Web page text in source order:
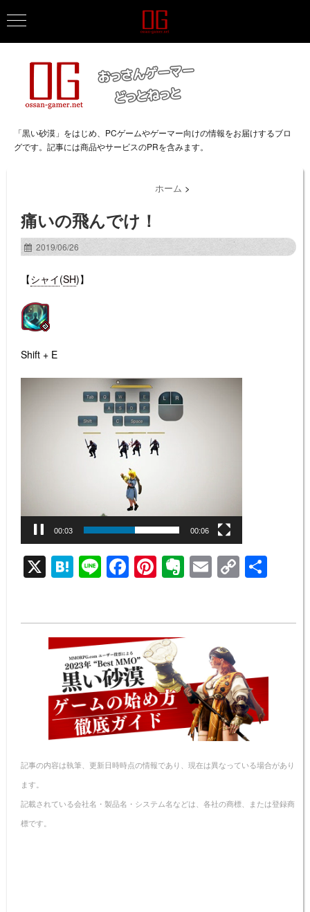
「黒い砂漠」をはじめ、PCゲームやゲーマー向けの情報をお届けするブロ
グです。記事には商品やサービスのPRを含みます。
ホーム >
痛いの飛んでけ！
2019/06/26
【シャイ(SH)】
Shift + E
00:04 00:06
X H
at
n
a
Li
n
F
a
e
b
o
o
k
Pi
nt
e
st
E
v
n
e
E
m
C
o
y
n
k
記事の内容は執筆、更新日時時点の情報であり、現在は異なっている場合があり
ます。
記載されている会社名・製品名・システム名などは、各社の商標、または登録商
標です。